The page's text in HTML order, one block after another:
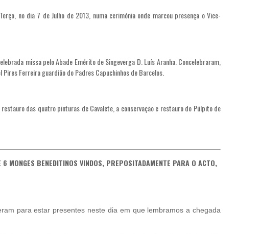
no dia 7 de Julho de 2013, numa cerimónia onde marcou presença o Vice-
missa pelo Abade Emérito de Singeverga D. Luís Aranha. Concelebraram,
Ferreira guardião do Padres Capuchinhos de Barcelos.
das quatro pinturas de Cavalete, a conservação e restauro do Púlpito de
MONGES BENEDITINOS VINDOS, PREPOSITADAMENTE PARA O ACTO,
para estar presentes neste dia em que lembramos a chegada